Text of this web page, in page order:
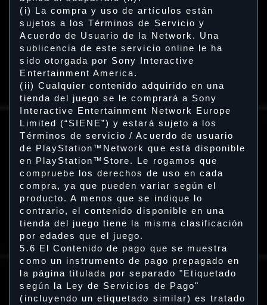
(i) La compra y uso de artículos están
sujetos a los Términos de Servicio y
Acuerdo de Usuario de la Network. Una
sublicencia de este servicio online le ha
sido otorgada por Sony Interactive
Entertainment America.
(ii) Cualquier contenido adquirido en una
tienda del juego se le comprará a Sony
Interactive Entertainment Network Europe
Limited (“SIENE”) y estará sujeto a los
Términos de servicio / Acuerdo de usuario
de PlayStation™Network que está disponible
en PlayStation™Store. Le rogamos que
compruebe los derechos de uso en cada
compra, ya que pueden variar según el
producto. A menos que se indique lo
contrario, el contenido disponible en una
tienda del juego tiene la misma clasificación
por edades que el juego.
5.6 El Contenido de pago que se muestra
como un instrumento de pago prepagado en
la página titulada por separado "Etiquetado
según la Ley de Servicios de Pago"
(incluyendo un etiquetado similar) es tratado